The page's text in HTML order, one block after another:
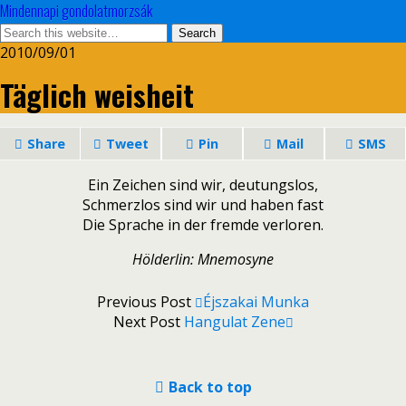
Mindennapi gondolatmorzsák
2010/09/01
Täglich weisheit
Share Tweet Pin Mail SMS
Ein Zeichen sind wir, deutungslos,
Schmerzlos sind wir und haben fast
Die Sprache in der fremde verloren.
Hölderlin: Mnemosyne
Previous Post
Éjszakai Munka
Next Post Hangulat Zene
Back to top